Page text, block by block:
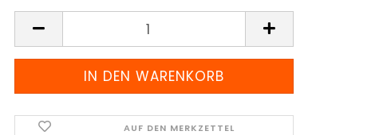
AUF DEN MERKZETTEL